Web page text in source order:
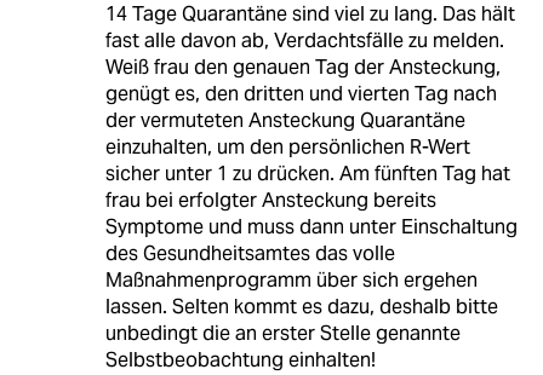
14 Tage Quarantäne sind viel zu lang. Das hält
fast alle davon ab, Verdachtsfälle zu melden.
Weiß frau den genauen Tag der Ansteckung,
genügt es, den dritten und vierten Tag nach
der vermuteten Ansteckung Quarantäne
einzuhalten, um den persönlichen R-Wert
sicher unter 1 zu drücken. Am fünften Tag hat
frau bei erfolgter Ansteckung bereits
Symptome und muss dann unter Einschaltung
des Gesundheitsamtes das volle
Maßnahmenprogramm über sich ergehen
lassen. Selten kommt es dazu, deshalb bitte
unbedingt die an erster Stelle genannte
Selbstbeobachtung einhalten!